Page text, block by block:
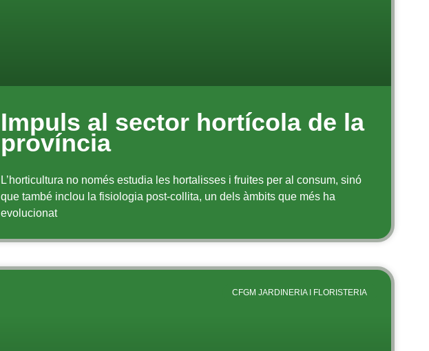
Impuls al sector hortícola de la
província
L’horticultura no només estudia les hortalisses i fruites per al consum, sinó
que també inclou la fisiologia post-collita, un dels àmbits que més ha
evolucionat
CFGM JARDINERIA I FLORISTERIA